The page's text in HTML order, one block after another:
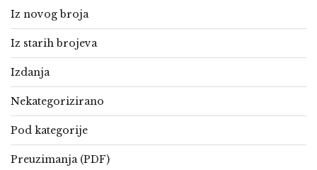
Iz novog broja
Iz starih brojeva
Izdanja
Nekategorizirano
Pod kategorije
Preuzimanja (PDF)